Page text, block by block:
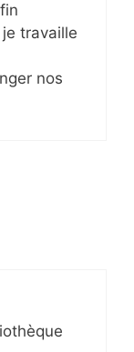
travaille
nos